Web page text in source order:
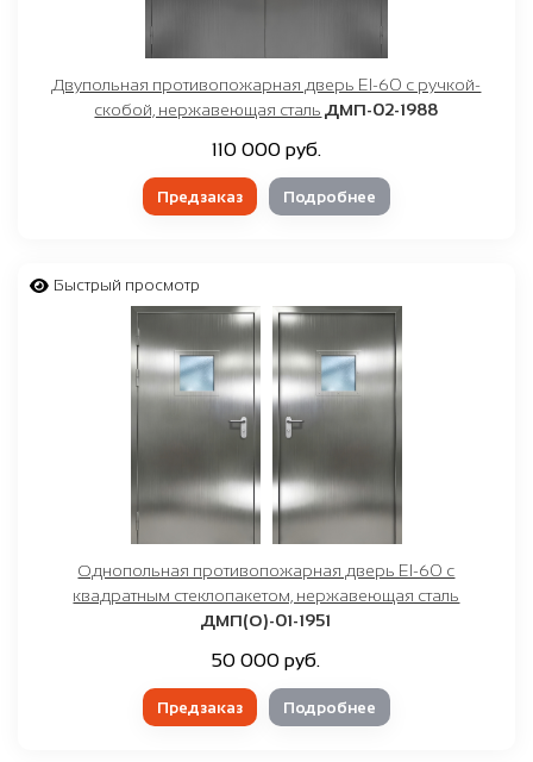
Двупольная противопожарная дверь EI-60 с ручкой-
скобой, нержавеющая сталь ДМП-02-1988
110 000 руб.
Предзаказ Подробнее
Быстрый просмотр
Однопольная противопожарная дверь EI-60 с
квадратным стеклопакетом, нержавеющая сталь
ДМП(О)-01-1951
50 000 руб.
Предзаказ Подробнее